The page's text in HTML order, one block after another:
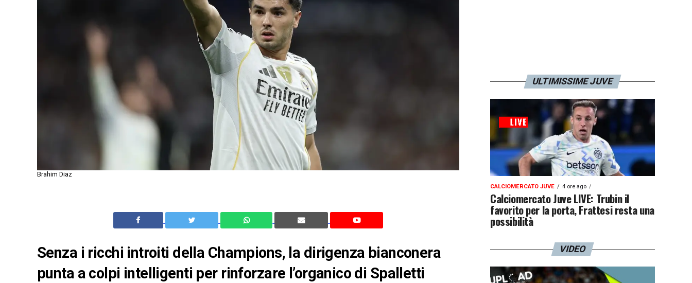
Brahim Diaz
Senza i ricchi introiti della Champions, la dirigenza bianconera
punta a colpi intelligenti per rinforzare l’organico di Spalletti
ULTIMISSIME JUVE
CALCIOMERCATO JUVE 4 ore ago
Calciomercato Juve LIVE: Trubin il
favorito per la porta, Frattesi resta una
possibilità
VIDEO